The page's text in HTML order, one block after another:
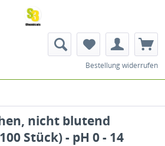
Bestellung widerrufen
nicht blutend
Stück) - pH 0 - 14